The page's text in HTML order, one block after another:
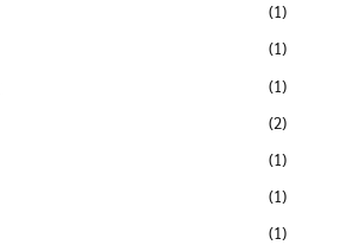
(1)
(1)
(1)
(2)
(1)
(1)
(1)